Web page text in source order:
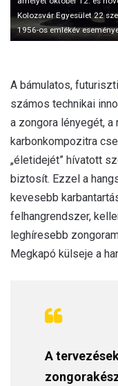
Kolozsvár Egyesület 22
1956-os emlékév
A bámulatos,
számos technikai
a zongora lényegét, a
karbonkompozitra
„életidejét” hívatott
biztosít. Ezzel a
kevesebb
felhangrendszer,
leghíresebb
Megkapó külseje a
A